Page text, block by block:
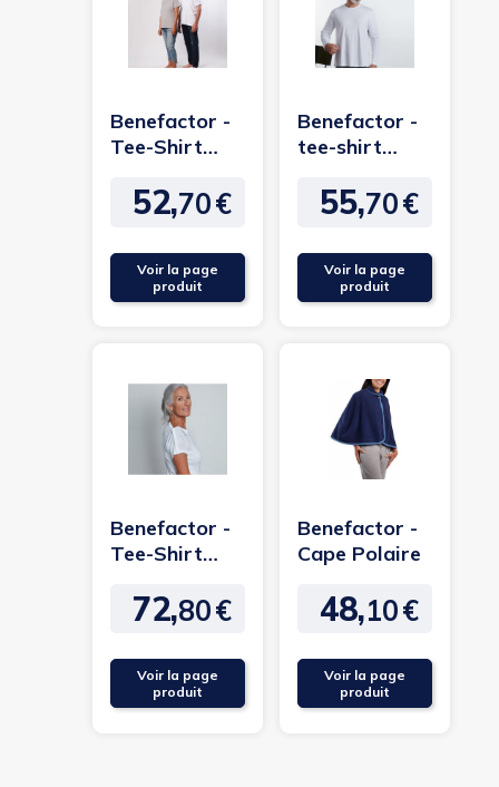
Benefactor -
Tee-Shirt
manches
courtes
ouverture...
Prix
52,70€
Voir la page
produit
Benefactor -
tee-shirt
longues -
ouverture...
Prix
55,70€
Voir la page
produit
Benefactor -
Tee-Shirt
manches
courtes
ouverture...
Prix
72,80€
Voir la page
produit
Benefactor -
Cape Polaire
Prix
48,10€
Voir la page
produit